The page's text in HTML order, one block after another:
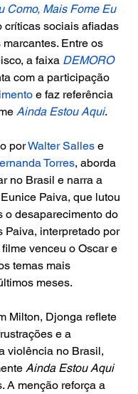
Como, Mais Fome Eu
críticas sociais afiadas
Entre os
a faixa DEMORO
com a participação
e faz referência
Ainda Estou Aqui.
por Walter Salles e
Torres, aborda
no Brasil e narra a
Paiva, que lutou
o desaparecimento do
Paiva, interpretado por
filme venceu o Oscar e
temas mais
meses.
Milton, Djonga reflete
e a
violência no Brasil,
Ainda Estou Aqui
A menção reforça a